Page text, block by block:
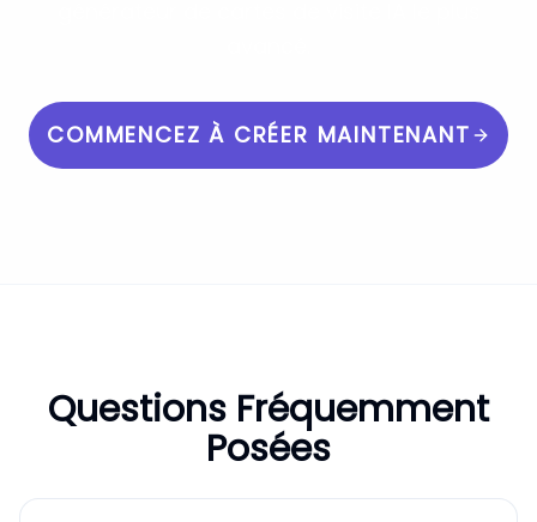
COMMENCEZ À CRÉER MAINTENANT
Questions Fréquemment
Posées